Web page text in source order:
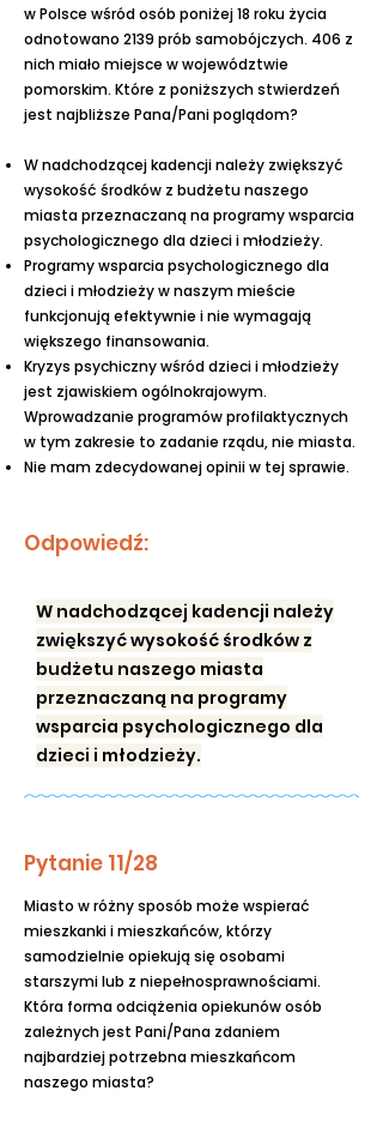
w Polsce wśród osób poniżej 18 roku życia
odnotowano 2139 prób samobójczych. 406 z
nich miało miejsce w województwie
pomorskim. Które z poniższych stwierdzeń
jest najbliższe Pana/Pani poglądom?
W nadchodzącej kadencji należy zwiększyć
wysokość środków z budżetu naszego
miasta przeznaczaną na programy wsparcia
psychologicznego dla dzieci i młodzieży.
Programy wsparcia psychologicznego dla
dzieci i młodzieży w naszym mieście
funkcjonują efektywnie i nie wymagają
większego finansowania.
Kryzys psychiczny wśród dzieci i młodzieży
jest zjawiskiem ogólnokrajowym.
Wprowadzanie programów profilaktycznych
w tym zakresie to zadanie rządu, nie miasta.
Nie mam zdecydowanej opinii w tej sprawie.
Odpowiedź:
W nadchodzącej kadencji należy
zwiększyć wysokość środków z
budżetu naszego miasta
przeznaczaną na programy
wsparcia psychologicznego dla
dzieci i młodzieży.
Pytanie 11/28
Miasto w różny sposób może wspierać
mieszkanki i mieszkańców, którzy
samodzielnie opiekują się osobami
starszymi lub z niepełnosprawnościami.
Która forma odciążenia opiekunów osób
zależnych jest Pani/Pana zdaniem
najbardziej potrzebna mieszkańcom
naszego miasta?